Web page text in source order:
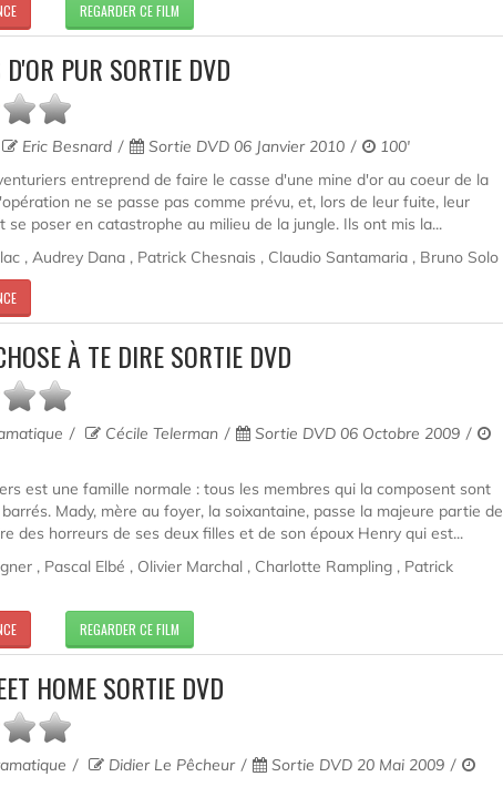
REGARDER CE FILM
PUR SORTIE DVD
Eric Besnard Sortie DVD 06 Janvier 2010
100'
entreprend de faire le casse d'une mine d'or au coeur de la
ne se passe pas comme prévu, et, lors de leur fuite, leur
se poser en catastrophe au milieu de la jungle. Ils ont mis la...
, Audrey Dana , Patrick Chesnais , Claudio Santamaria , Bruno Solo
À TE DIRE SORTIE DVD
Cécile Telerman
Sortie DVD 06 Octobre 2009
est une famille normale : tous les membres qui la composent sont
Mady, mère au foyer, la soixantaine, passe la majeure partie de
des horreurs de ses deux filles et de son époux Henry qui est...
, Pascal Elbé , Olivier Marchal , Charlotte Rampling , Patrick
REGARDER CE FILM
HOME SORTIE DVD
Didier Le Pêcheur
Sortie DVD 20 Mai 2009